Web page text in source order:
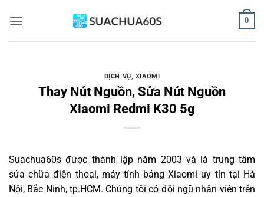
qua
0
DỊCH VỤ, XIAOMI
Thay Nút Nguồn, Sửa Nút Nguồn
Xiaomi Redmi K30 5g
Suachua60s được thành lập năm 2003 và là trung tâm
sửa chữa điện thoại, máy tính bảng Xiaomi uy tín tại Hà
Nội, Bắc Ninh, tp.HCM. Chúng tôi có đội ngũ nhân viên trên